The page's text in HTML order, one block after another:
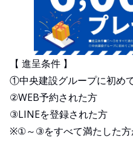
【 進呈条件 】
①中央建設グループに初め
②WEB予約された方
③LINEを登録された方
※①～③をすべて満たした方